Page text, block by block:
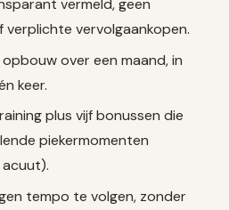
vermeld, geen
vervolgaankopen.
over een maand, in
keer.
plus vijf bonussen die
piekermomenten
tempo te volgen, zonder